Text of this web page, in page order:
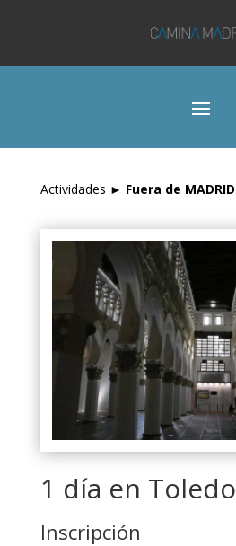
Actividades ► Fuera de MADRID
1 día en Toledo
Inscripción